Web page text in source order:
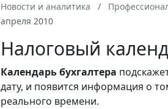
Новости и аналитика
апреля 2010
Налоговый
Календарьбухгалтера
дату, и появится информация о
реального времени.